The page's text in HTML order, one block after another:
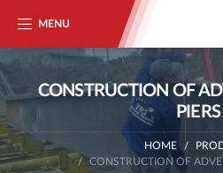
MENU
CONSTRUCTION OF
PIERS
HOME
CONSTRUCTION OF